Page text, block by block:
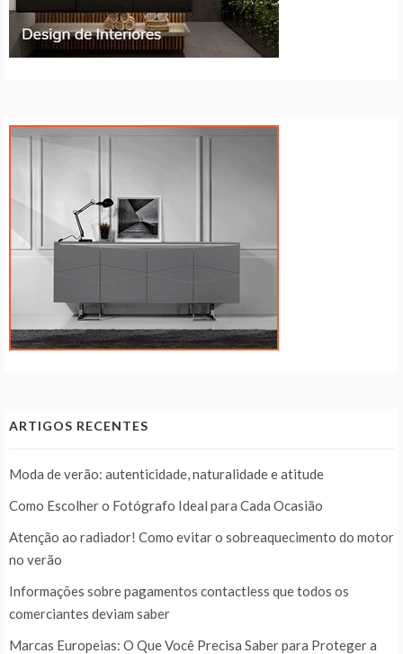
ARTIGOS RECENTES
Moda de verão: autenticidade, naturalidade e atitude
Como Escolher o Fotógrafo Ideal para Cada Ocasião
Atenção ao radiador! Como evitar o sobreaquecimento do motor
no verão
Informações sobre pagamentos contactless que todos os
comerciantes deviam saber
Marcas Europeias: O Que Você Precisa Saber para Proteger a